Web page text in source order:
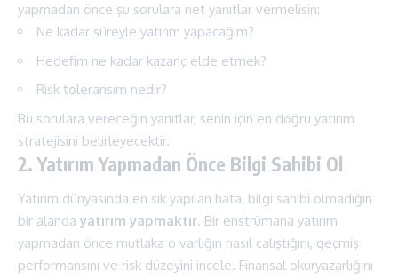
yapmadan önce şu sorulara net yanıtlar vermelisin:
Ne kadar süreyle yatırım yapacağım?
Hedefim ne kadar kazanç elde etmek?
Risk toleransım nedir?
Bu sorulara vereceğin yanıtlar, senin için en doğru yatırım
stratejisini belirleyecektir.
2. Yatırım Yapmadan Önce Bilgi Sahibi Ol
Yatırım dünyasında en sık yapılan hata, bilgi sahibi olmadığın
bir alanda yatırım yapmaktır. Bir enstrümana yatırım
yapmadan önce mutlaka o varlığın nasıl çalıştığını, geçmiş
performansını ve risk düzeyini incele. Finansal okuryazarlığını